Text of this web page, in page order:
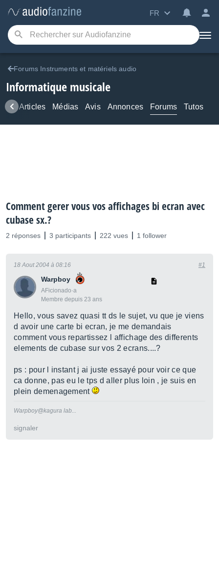
FR
Forums Instruments et matériels audio
Informatique musicale
Articles Médias Avis Annonces Forums Tutos
Comment gerer vous vos affichages bi ecran avec
cubase sx.?
2 réponses 3 participants 222 vues 1 follower
Warpboy
AFicionado·a
Membre depuis 23 ans
18 Aout 2004 à 08:16 #1
Hello, vous savez quasi tt ds le sujet, vu que je viens
d avoir une carte bi ecran, je me demandais
comment vous repartissez l affichage des differents
elements de cubase sur vos 2 ecrans....?
ps : pour l instant j ai juste essayé pour voir ce que
ca donne, pas eu le tps d aller plus loin , je suis en
plein demenagement
Warpboy@kagura lab...
signaler